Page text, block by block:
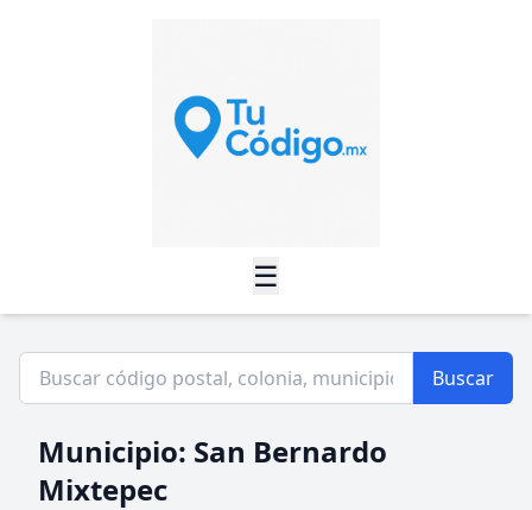
☰
Buscar
Municipio: San Bernardo
Mixtepec